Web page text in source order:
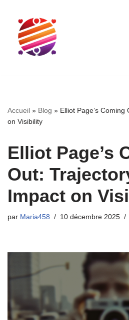
Aller
contenu
Accueil » Blog » Elliot Page’s
on Visibility
Elliot Page’s
Out:
Impact on
par Maria458 10 décembre 2025